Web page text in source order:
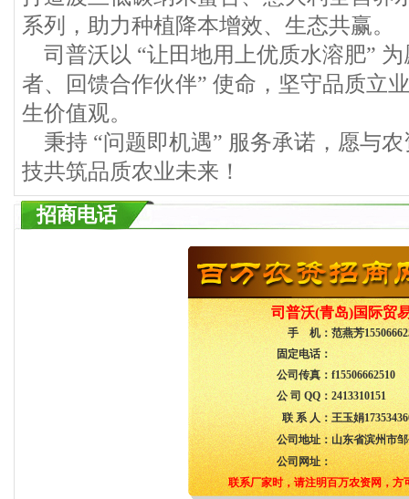
系列，助力种植降本增效、生态共赢。
司普沃以 “让田地用上优质水溶肥”
者、回馈合作伙伴” 使命，坚守品质立
生价值观。
秉持 “问题即机遇” 服务承诺，愿与
技共筑品质农业未来！
招商电话
司普沃(青岛)国际贸
手 机：范燕芳
固定电话：
公司传真： f15506662510
公 司 QQ： 2413310151
联 系 人：王玉娟
公司地址：山东省滨州市
公司网址：
联系厂家时，请注明百万农资网，方